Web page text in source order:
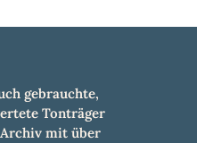
gebrauchte,
Tonträger
mit über